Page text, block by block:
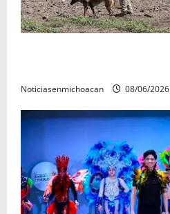
Noticiasenmichoacan 08/06/2026